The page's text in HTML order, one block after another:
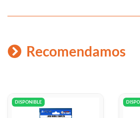
Recomendamos